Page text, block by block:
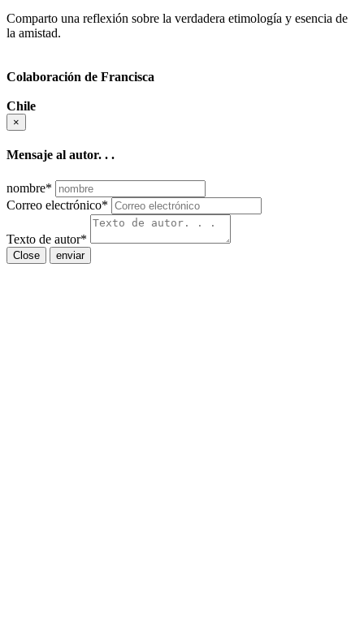
Comparto una reflexión sobre la verdadera etimología y esencia de
la amistad.
Colaboración de Francisca
Chile
×
Mensaje al autor. . .
nombre*
Correo electrónico*
Texto de autor*
Close enviar